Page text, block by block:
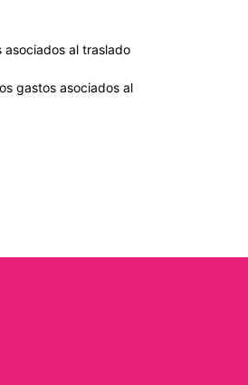
al traslado
gastos asociados al